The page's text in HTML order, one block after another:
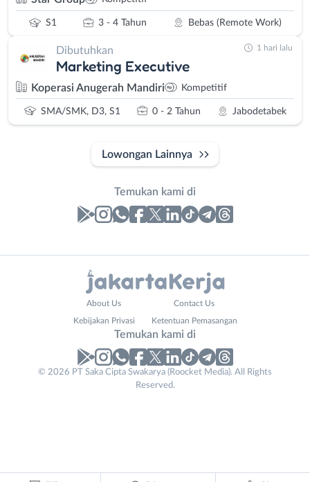
S1 3 - 4 Tahun Bebas (Remote Work)
Dibutuhkan
Marketing Executive
Koperasi Anugerah Mandiri Kompetitif
SMA/SMK, D3, S1 0 - 2 Tahun Jabodetabek
1 hari lalu
Lowongan Lainnya
Temukan kami di
No. Telp /
Asisten
Selatan
About Us Contact Us
Kebijakan Privasi Ketentuan Pemasangan
Temukan kami di
© 2026 PT Saka Cipta Swakarya (Roocket Media). All Rights
Reserved.